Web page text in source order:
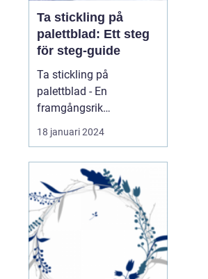
Ta stickling på
palettblad: Ett steg
för steg-guide
Ta stickling på
palettblad - En
framgångsrik
förökningsmetod för
vackra växter En
översikt över "ta stickling
palettblad" Att ta
sticklingar på palettblad
är en beprövad och
populär metod för att
föröka dessa vackra
växter. ...
18 januari 2024